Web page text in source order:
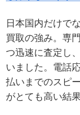
日本国内だけで
買取の強み。専
つ迅速に査定し
いました。電話
払いまでのスピ
がとても高い結